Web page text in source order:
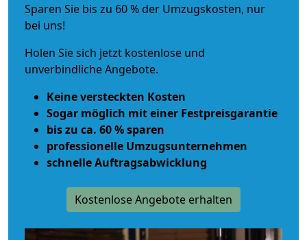
Sparen Sie bis zu 60 % der Umzugskosten, nur
bei uns!
Holen Sie sich jetzt kostenlose und
unverbindliche Angebote.
Keine versteckten Kosten
Sogar möglich mit einer Festpreisgarantie
bis zu ca. 60 % sparen
professionelle Umzugsunternehmen
schnelle Auftragsabwicklung
Kostenlose Angebote erhalten